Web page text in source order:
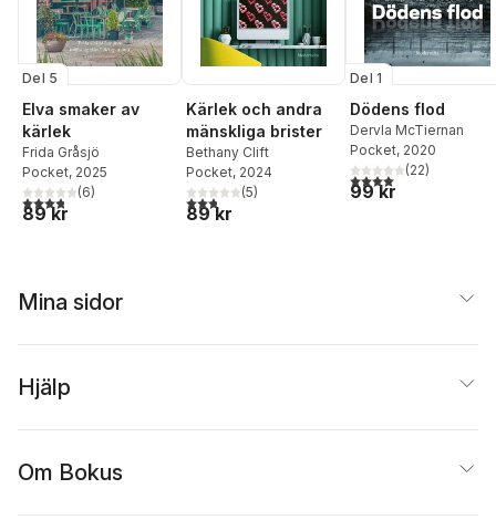
Del 5
Elva smaker av
kärlek
Frida Gråsjö
Pocket, 2025
3,8utav 5 stjärnor. Totalt antal röster:
(6)
89 kr
Kärlek och andra
mänskliga brister
Bethany Clift
Pocket, 2024
2,8utav 5 stjärnor. Totalt antal röster:
(5)
89 kr
Del 1
Dödens flod
Dervla McTiernan
Pocket, 2020
4,0utav 5 stjärnor.
(22)
99 kr
Mina sidor
Hjälp
Om Bokus